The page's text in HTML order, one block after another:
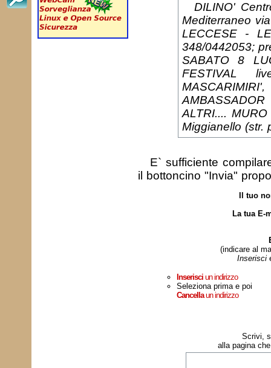
DILINO'
Mediterraneo
LECCESE -
348/0442053;
SABATO 8
FESTIVAL
ALTRI....
Miggianello (str.
E` sufficiente
il bottoncino "Invia"
Il tuo
La tua E-
(indicare al
Inserisci
Inserisciun indirizzo
Seleziona prima e poi
Cancellaun indirizzo
Scrivi,
alla pagina